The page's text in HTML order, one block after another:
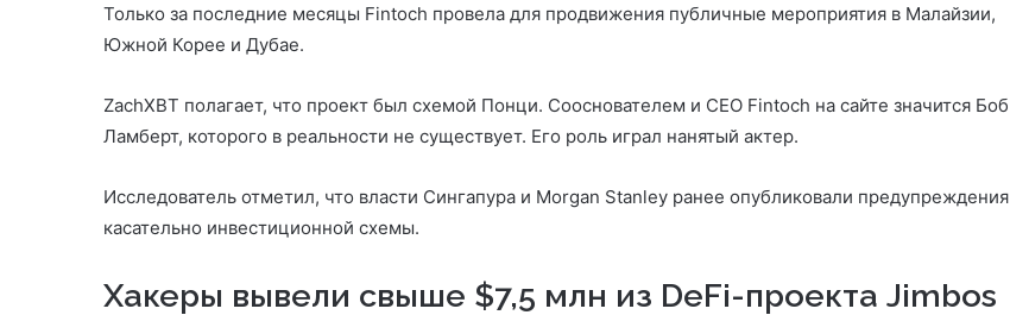
Только за последние месяцы Fintoch провела для продвижения публичные мероприятия в Малайзии,
Южной Корее и Дубае.
ZachXBT полагает, что проект был схемой Понци. Сооснователем и CEO Fintoch на сайте значится Боб
Ламберт, которого в реальности не существует. Его роль играл нанятый актер.
Исследователь отметил, что власти Сингапура и Morgan Stanley ранее опубликовали предупреждения
касательно инвестиционной схемы.
Хакеры вывели свыше $7,5 млн из DeFi-проекта Jimbos